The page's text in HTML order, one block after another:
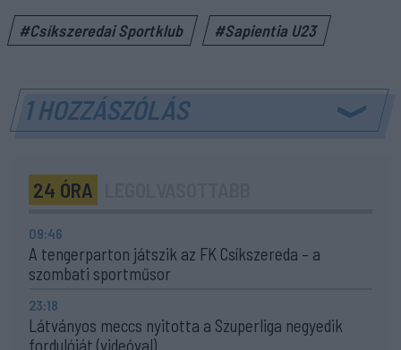
#Csíkszeredai Sportklub #Sapientia U23
1 HOZZÁSZÓLÁS
24 ÓRA
09:46
A tengerparton játszik az FK Csíkszereda – a
szombati sportműsor
23:18
Látványos meccs nyitotta a Szuperliga negyedik
fordulóját (videóval)